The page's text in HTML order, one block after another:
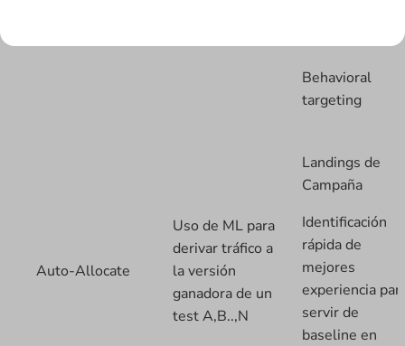
Behavioral
targeting
Auto-Allocate
Uso de ML para
derivar tráfico a
la versión
ganadora de un
test A,B..,N
Landings de
Campaña
Identificación
rápida de
mejores
experiencia
servir de
baseline en